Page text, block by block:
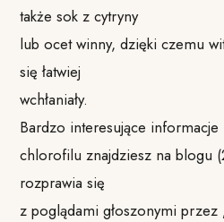
także sok z cytryny
lub ocet winny, dzięki czemu
się łatwiej
wchłaniały.
Bardzo interesujące informacje
chlorofilu znajdziesz na blogu
rozprawia się
z poglądami głoszonymi przez